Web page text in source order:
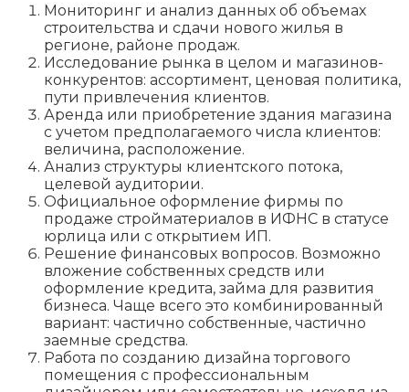
Мониторинг и анализ данных об объемах
строительства и сдачи нового жилья в
регионе, районе продаж.
Исследование рынка в целом и магазинов-
конкурентов: ассортимент, ценовая политика,
пути привлечения клиентов.
Аренда или приобретение здания магазина
с учетом предполагаемого числа клиентов:
величина, расположение.
Анализ структуры клиентского потока,
целевой аудитории.
Официальное оформление фирмы по
продаже стройматериалов в ИФНС в статусе
юрлица или с открытием ИП.
Решение финансовых вопросов. Возможно
вложение собственных средств или
оформление кредита, займа для развития
бизнеса. Чаще всего это комбинированный
вариант: частично собственные, частично
заемные средства.
Работа по созданию дизайна торгового
помещения с профессиональным